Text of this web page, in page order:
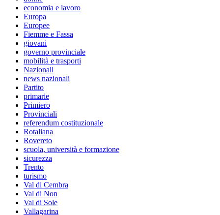
economia e lavoro
Europa
Europee
Fiemme e Fassa
giovani
governo provinciale
mobilità e trasporti
Nazionali
news nazionali
Partito
primarie
Primiero
Provinciali
referendum costituzionale
Rotaliana
Rovereto
scuola, università e formazione
sicurezza
Trento
turismo
Val di Cembra
Val di Non
Val di Sole
Vallagarina